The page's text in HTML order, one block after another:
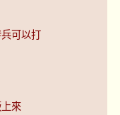
可以打
來